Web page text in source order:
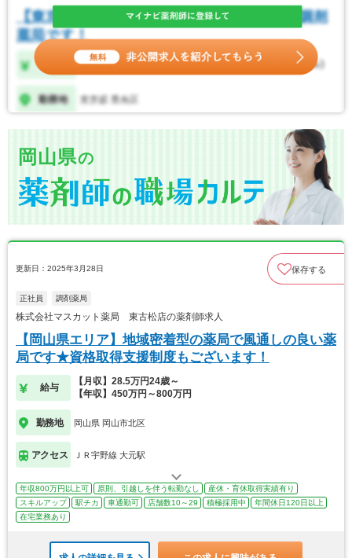
岡山県の
更新日：2025年3月28日 保存する
正社員 調剤薬局
株式会社マスカット薬局 東古松店の薬剤師求人
【岡山県エリア】地域密着型の薬局で風通しの良い薬
局です★資格取得支援制度もございます！
給与
【月収】28.5万円24歳～
【年収】450万円～800万円
勤務地 岡山県 岡山市北区
アクセス ＪＲ宇野線 大元駅
年収800万円以上可 原則、引越しを伴う転勤なし
産休・育休取得実績有り
スキルアップ
駅チカ 車通勤可 店舗数10～29 積極採用中
年間休日120日以上
在宅業務あり